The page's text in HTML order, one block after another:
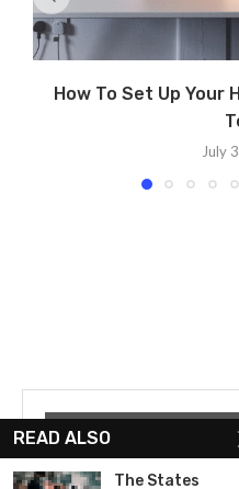
How To Set Up Your
July
POPULAR CATEGORIES
READ ALSO
The States